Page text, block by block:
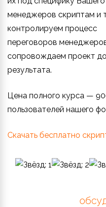
менеджеров скриптам и
контролируем процесс
переговоров
сопровождаем проект
результата.
Цена полного курса —
пользователей нашего
Скачать бесплатно